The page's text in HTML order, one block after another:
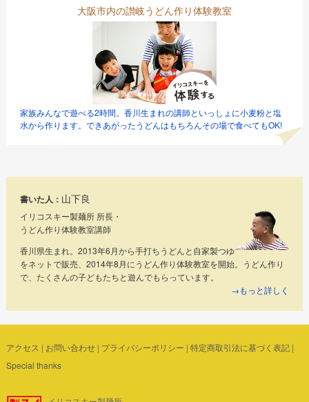
大阪市内の讃岐うどん作り体験教室
家族みんなで遊べる2時間。香川生まれの講師といっしょに小麦粉と塩
水から作ります。できあがったうどんはもちろんその場で食べてもOK!
書いた人： 山下良
イリコスキー製麺所 所長・
うどん作り体験教室講師
香川県生まれ。2013年6月から手打ちうどんと自家製つゆ
をネットで販売、2014年8月にうどん作り体験教室を開始。うどん作り
で、たくさんの子どもたちと遊んでもらっています。
→もっと詳しく
アクセス | お問い合わせ| プライバシーポリシー | 特定商取引法に基づく表記|
Special thanks